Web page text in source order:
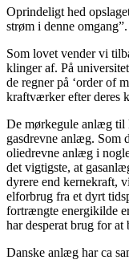
Oprindeligt hed
strøm i denne omgang”.
Som lovet vender vi
klinger af. På
de regner på ‘order of
kraftværker efter deres
De mørkegule anlæg til
gasdrevne anlæg. Som
oliedrevne anlæg i
det vigtigste, at
dyrere end kernekraft,
elforbrug fra et dyrt
fortrængte energikilde
har desperat brug for at
Danske anlæg har ca